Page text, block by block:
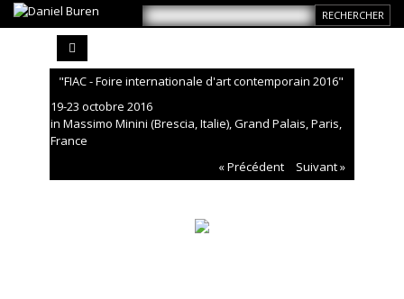
"FIAC - Foire internationale d'art contemporain 2016"
19-23 octobre 2016
in Massimo Minini (Brescia, Italie), Grand Palais, Paris,
France
« Précédent
Suivant »